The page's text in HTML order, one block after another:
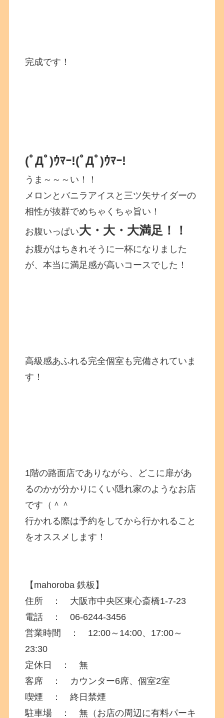
完成です！
(ﾟДﾟ)ｳﾏｰ!(ﾟДﾟ)ｳﾏｰ!
うま～～～い！！
メロンとバニラアイスと三ツ矢サイダーの
相性が抜群でめちゃくちゃ旨い！
お腹いっぱい大・大・大満足！！
お腹がはちきれそうに一杯になりました
が、本当に満足感が高いコースでした！
高級感あふれる完全個室も完備されていま
す！
1階の路面店でありながら、どこに扉があ
るのかが分かりにくい隠れ家のようなお店
です（＾＾
行かれる際は予約をしてから行かれること
をオススメします！
【mahoroba 鉄板】
住所 ： 大阪市中央区東心斎橋1-7-23
電話 ：06-6244-3456
営業時間 ： 12:00～14:00、17:00～
23:30
定休日 ： 無
客席 ： カウンター6席、個室2室
喫煙 ： 終日禁煙
駐車場 ： 無（お店の周辺に有料パーキ